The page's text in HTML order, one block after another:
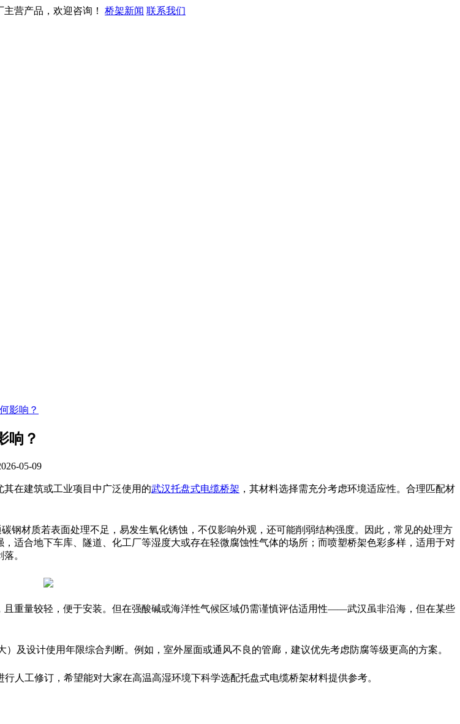
主营产品，欢迎咨询！ 桥架新闻 联系我们
影响？
响？
05-09
在建筑或工业项目中广泛使用的武汉托盘式电缆桥架 ，其材料选择需充分考虑环境适应性。合理匹配材
钢材质若表面处理不足，易发生氧化锈蚀，不仅影响外观，还可能削弱结构强度。因此，常见的处理方
适合地下车库、隧道、化工厂等湿度大或存在轻微腐蚀性气体的场所；而喷塑桥架色彩多样，适用于对
。
重量较轻，便于安装。但在强酸碱或海洋性气候区域仍需谨慎评估适用性——武汉虽非沿海，但在某些
及设计使用年限综合判断。例如，室外屋面或通风不良的管廊，建议优先考虑防腐等级更高的方案。
人工修订，希望能对大家在高温高湿环境下科学选配托盘式电缆桥架材料提供参考。